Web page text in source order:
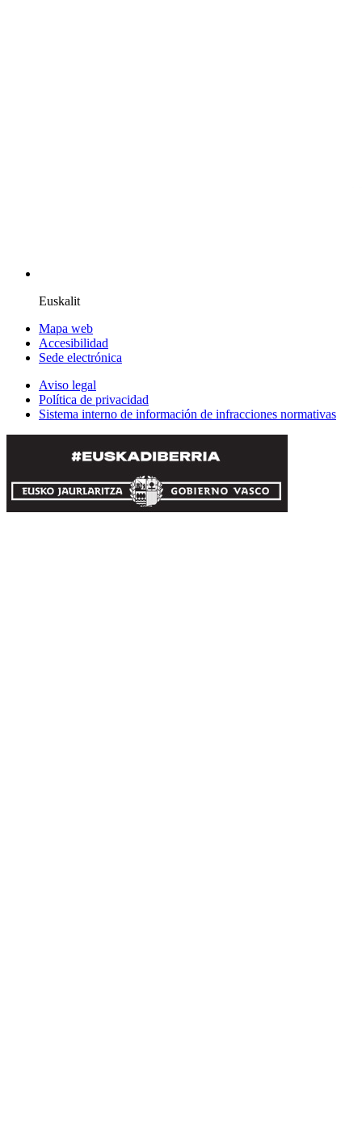
Euskalit
Mapa web
Accesibilidad
Sede electrónica
Aviso legal
Política de privacidad
Sistema interno de información de infracciones normativas